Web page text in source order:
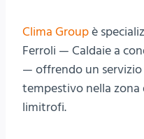
Clima Groupè
Ferroli — Caldaie a
— offrendo un
tempestivo nella zona
limitrofi.